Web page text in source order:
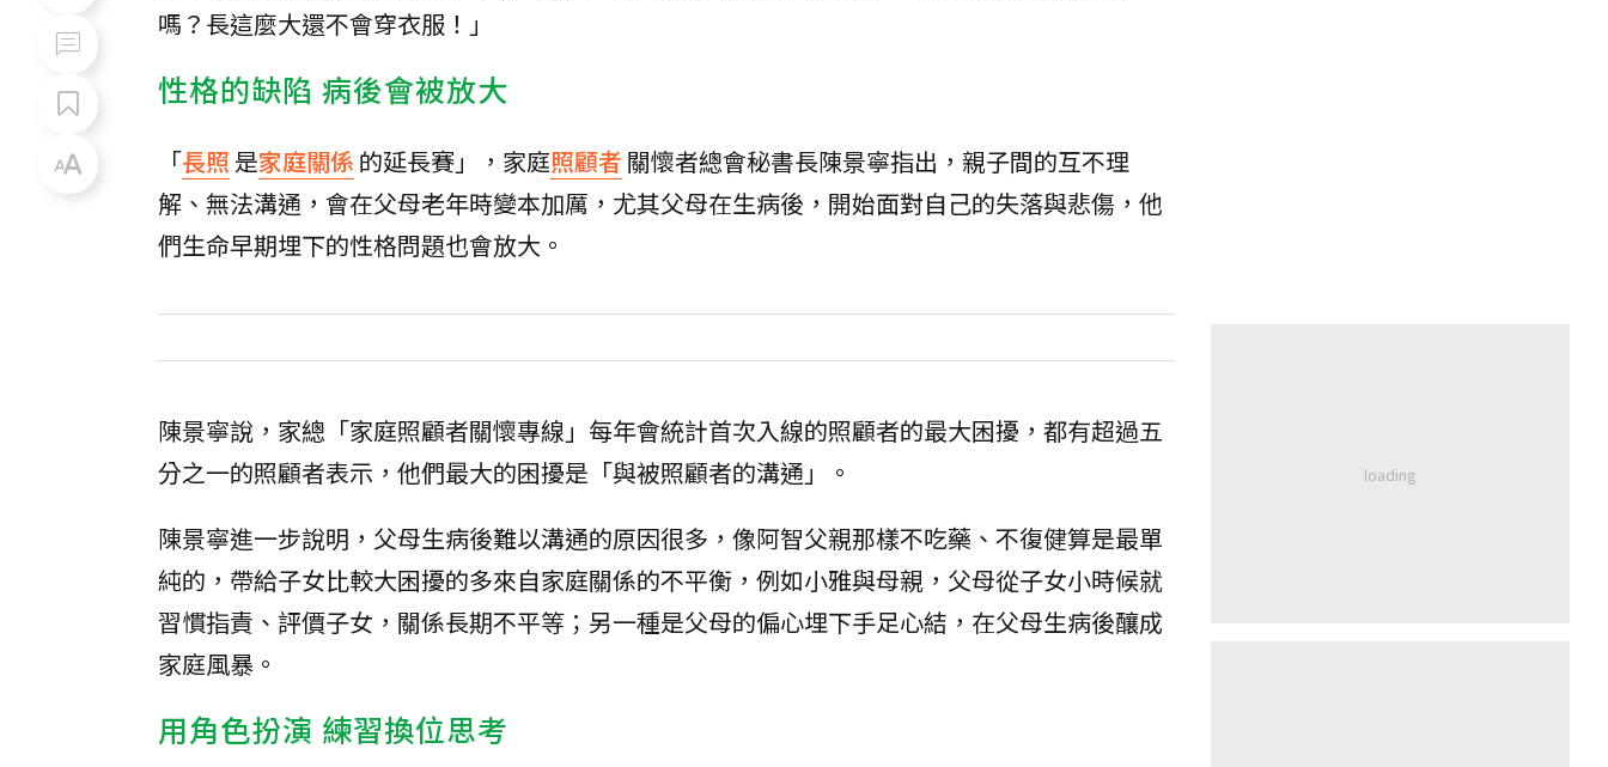
嗎？長這麼大還不會穿衣服！」
性格的缺陷 病後會被放大
「長照 是家庭關係 的延長賽」，家庭照顧者 關懷者總會秘書長陳景寧指出，親子間的互不理
解、無法溝通，會在父母老年時變本加厲，尤其父母在生病後，開始面對自己的失落與悲傷，他
們生命早期埋下的性格問題也會放大。
陳景寧說，家總「家庭照顧者關懷專線」每年會統計首次入線的照顧者的最大困擾，都有超過五
分之一的照顧者表示，他們最大的困擾是「與被照顧者的溝通」。
陳景寧進一步說明，父母生病後難以溝通的原因很多，像阿智父親那樣不吃藥、不復健算是最單
純的，帶給子女比較大困擾的多來自家庭關係的不平衡，例如小雅與母親，父母從子女小時候就
習慣指責、評價子女，關係長期不平等；另一種是父母的偏心埋下手足心結，在父母生病後釀成
家庭風暴。
用角色扮演 練習換位思考